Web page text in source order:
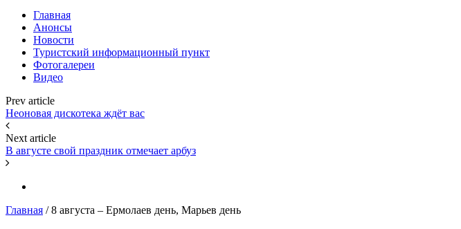
Главная
Анонсы
Новости
Туристский информационный пункт
Фотогалереи
Видео
Prev article
Неоновая дискотека ждёт вас
Next article
В августе свой праздник отмечает арбуз
Главная /8 августа – Ермолаев день, Марьев день